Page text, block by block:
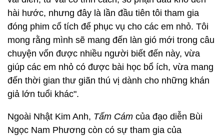
hài hước, nhưng đây là lần đầu tiên tôi tham gia
đóng phim cổ tích để phục vụ cho các em nhỏ. Tôi
mong rằng mình sẽ mang đến làn gió mới trong câu
chuyện vốn được nhiều người biết đến này, vừa
giúp các em nhỏ có được bài học bổ ích, vừa mang
đến thời gian thư giãn thú vị dành cho những khán
giả lớn tuổi khác".
Ngoài Nhật Kim Anh, Tấm Cám của đạo diễn Bùi
Ngọc Nam Phương còn có sự tham gia của